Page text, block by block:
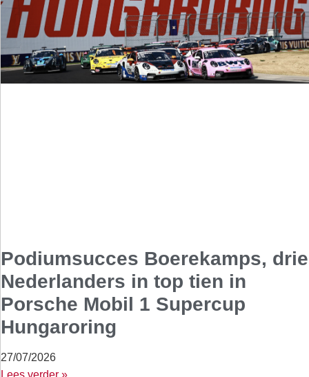
Podiumsucces Boerekamps, drie
Nederlanders in top tien in
Porsche Mobil 1 Supercup
Hungaroring
27/07/2026